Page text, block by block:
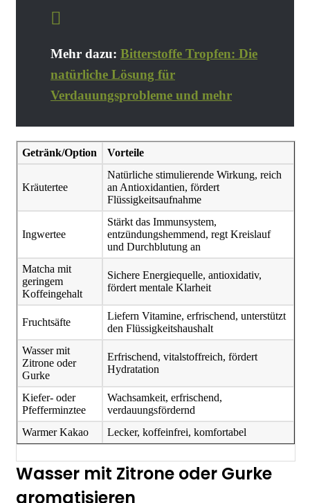
Mehr dazu: Bitterstoffe Tropfen: Die
natürliche Lösung für
Verdauungsprobleme und mehr
Getränk/Option Vorteile
Kräutertee
Natürliche stimulierende Wirkung, reich
an Antioxidantien, fördert
Flüssigkeitsaufnahme
Ingwertee
Stärkt das Immunsystem,
entzündungshemmend, regt Kreislauf
und Durchblutung an
Matcha mit
geringem
Koffeingehalt
Sichere Energiequelle, antioxidativ,
fördert mentale Klarheit
Fruchtsäfte
Liefern Vitamine, erfrischend, unterstützt
den Flüssigkeitshaushalt
Wasser mit
Zitrone oder
Gurke
Erfrischend, vitalstoffreich, fördert
Hydratation
Kiefer- oder
Pfefferminztee
Wachsamkeit, erfrischend,
verdauungsfördernd
Warmer Kakao
Lecker, koffeinfrei, komfortabel
Wasser mit Zitrone oder Gurke
aromatisieren